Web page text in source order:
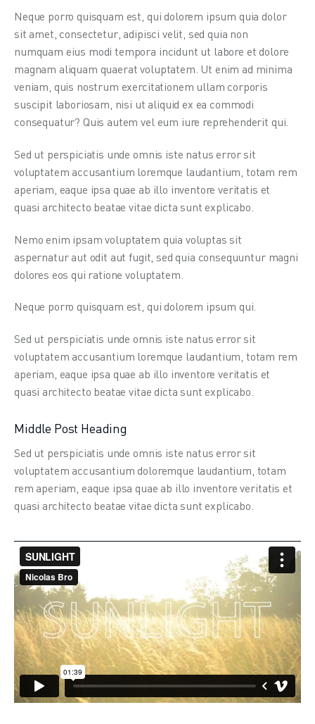
Neque porro quisquam est, qui dolorem ipsum quia dolor
sit amet, consectetur, adipisci velit, sed quia non
numquam eius modi tempora incidunt ut labore et dolore
magnam aliquam quaerat voluptatem. Ut enim ad minima
veniam, quis nostrum exercitationem ullam corporis
suscipit laboriosam, nisi ut aliquid ex ea commodi
consequatur? Quis autem vel eum iure reprehenderit qui.
Sed ut perspiciatis unde omnis iste natus error sit
voluptatem accusantium loremque laudantium, totam rem
aperiam, eaque ipsa quae ab illo inventore veritatis et
quasi architecto beatae vitae dicta sunt explicabo.
Nemo enim ipsam voluptatem quia voluptas sit
aspernatur aut odit aut fugit, sed quia consequuntur magni
dolores eos qui ratione voluptatem.
Neque porro quisquam est, qui dolorem ipsum qui.
Sed ut perspiciatis unde omnis iste natus error sit
voluptatem accusantium loremque laudantium, totam rem
aperiam, eaque ipsa quae ab illo inventore veritatis et
quasi architecto beatae vitae dicta sunt explicabo.
Middle Post Heading
Sed ut perspiciatis unde omnis iste natus error sit
voluptatem accusantium doloremque laudantium, totam
rem aperiam, eaque ipsa quae ab illo inventore veritatis et
quasi architecto beatae vitae dicta sunt explicabo.